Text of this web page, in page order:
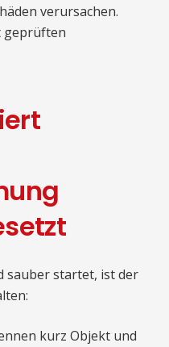
verursachen.
geprüften
sauber startet, ist der
kurz Objekt und